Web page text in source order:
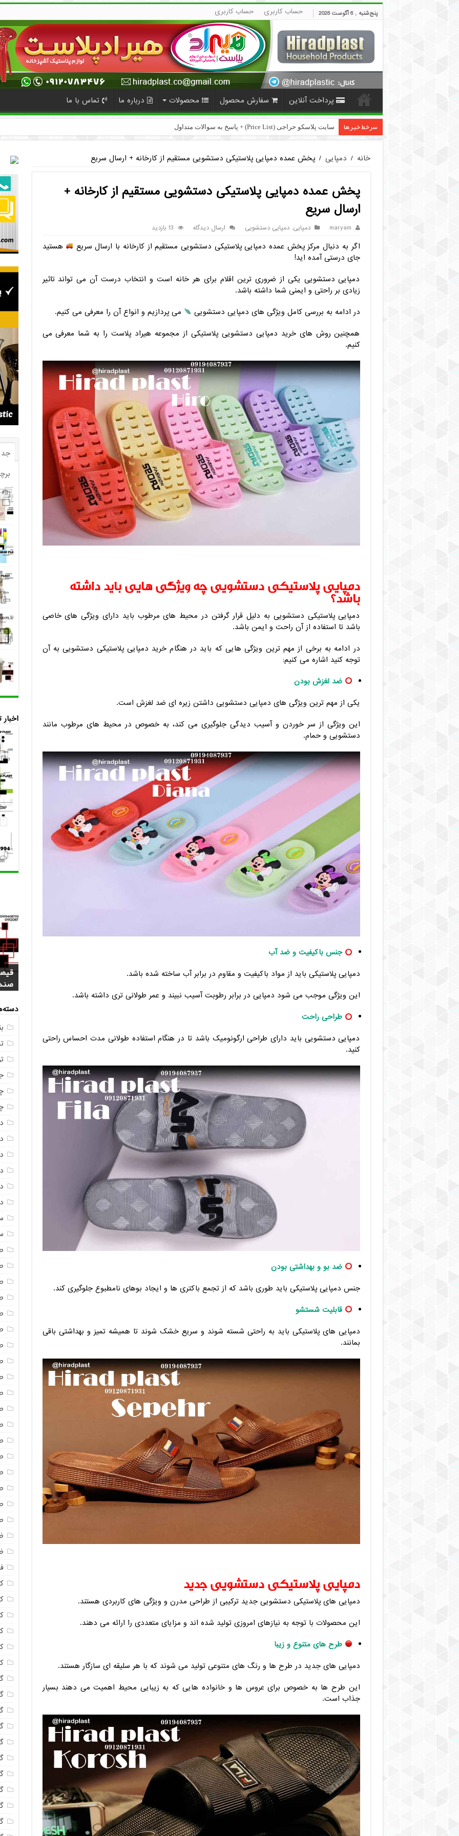
پنج‌شنبه , 6 آگوست 2026 حساب کاربری حساب کاربری
پرداخت آنلاین سفارش محصول محصولات درباره ما تماس با ما
سرخط خبرها بازار عمده فروشی فایل کشویی ن
خانه / دمپایی / پخش عمده دمپایی پلاستیکی دستشویی مستقیم از کارخانه + ارسال سریع
پخش عمده دمپایی پلاستیکی دستشویی مستقیم از کارخانه +
ارسال سریع
maryam دمپایی,دمپایی دستشویی ارسال دیدگاه 13 بازدید
اگر به دنبال مرکز پخش عمده دمپایی پلاستیکی دستشویی مستقیم از کارخانه با ارسال سریع
هستید
جای درستی آمده اید!
دمپایی دستشویی یکی از ضروری ترین اقلام برای هر خانه است و انتخاب درست آن می تواند تاثیر
زیادی بر راحتی و ایمنی شما داشته باشد.
در ادامه به بررسی کامل ویژگی های دمپایی دستشویی
می پردازیم و انواع آن را معرفی می کنیم.
همچنین روش های خرید دمپایی دستشویی پلاستیکی از مجموعه هیراد پلاست را به شما معرفی می
کنیم.
دمپایی پلاستیکی دستشویی چه ویژگی هایی باید داشته
باشد؟
دمپایی پلاستیکی دستشویی به دلیل قرار گرفتن در محیط های مرطوب باید دارای ویژگی های خاصی
باشد تا استفاده از آن راحت و ایمن باشد.
در ادامه به برخی از مهم ترین ویژگی هایی که باید در هنگام خرید دمپایی پلاستیکی دستشویی به آن
توجه کنید اشاره می کنیم:
ضد لغزش بودن
یکی از مهم ترین ویژگی های دمپایی دستشویی داشتن زیره ای ضد لغزش است.
این ویژگی از سر خوردن و آسیب دیدگی جلوگیری می کند، به خصوص در محیط های مرطوب مانند
دستشویی و حمام.
جنس باکیفیت و ضد آب
دمپایی پلاستیکی باید از مواد باکیفیت و مقاوم در برابر آب ساخته شده باشد.
این ویژگی موجب می شود دمپایی در برابر رطوبت آسیب نبیند و عمر طولانی تری داشته باشد.
طراحی راحت
دمپایی دستشویی باید دارای طراحی ارگونومیک باشد تا در هنگام استفاده طولانی مدت احساس راحتی
کنید.
ضد بو و بهداشتی بودن
جنس دمپایی پلاستیکی باید طوری باشد که از تجمع باکتری ها و ایجاد بوهای نامطبوع جلوگیری کند.
قابلیت شستشو
دمپایی های پلاستیکی باید به راحتی شسته شوند و سریع خشک شوند تا همیشه تمیز و بهداشتی باقی
بمانند.
دمپایی پلاستیکی دستشویی جدید
دمپایی های پلاستیکی دستشویی جدید ترکیبی از طراحی مدرن و ویژگی های کاربردی هستند.
این محصولات با توجه به نیازهای امروزی تولید شده اند و مزایای متعددی را ارائه می دهند.
طرح های متنوع و زیبا
دمپایی های جدید در طرح ها و رنگ های متنوعی تولید می شوند که با هر سلیقه ای سازگار هستند.
این طرح ها به خصوص برای عروس ها و خانواده هایی که به زیبایی محیط اهمیت می دهند بسیار
جذاب است.
+